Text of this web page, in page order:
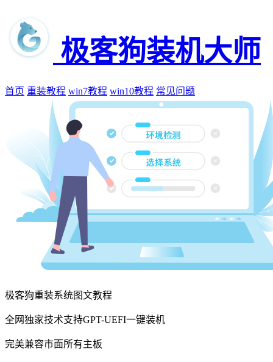
极客狗装机大师
首页 重装教程 win7教程 win10教程 常见问题
极客狗重装系统图文教程
全网独家技术支持GPT-UEFI一键装机
完美兼容市面所有主板